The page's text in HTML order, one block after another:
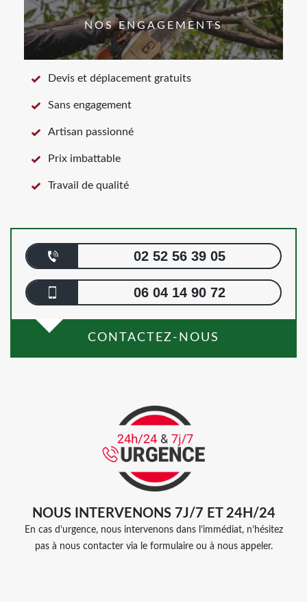
NOS ENGAGEMENTS
Devis et déplacement gratuits
Sans engagement
Artisan passionné
Prix imbattable
Travail de qualité
02 52 56 39 05
06 04 14 90 72
CONTACTEZ-NOUS
NOUS INTERVENONS 7J/7 ET 24H/24
En cas d’urgence, nous intervenons dans l’immédiat, n’hésitez
pas à nous contacter via le formulaire ou à nous appeler.